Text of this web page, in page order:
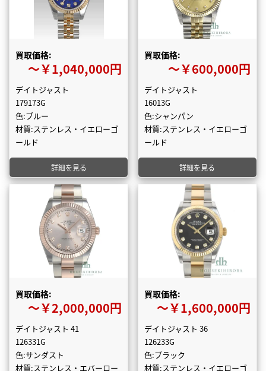
買取価格:
〜￥1,040,000円
デイトジャスト
179173G
色:ブルー
材質:ステンレス・イエローゴ
ールド
詳細を見る
買取価格:
〜￥600,000円
デイトジャスト
16013G
色:シャンパン
材質:ステンレス・イエローゴ
ールド
詳細を見る
買取価格:
〜￥2,000,000円
デイトジャスト 41
126331G
色:サンダスト
材質:ステンレス・エバーロー
買取価格:
〜￥1,600,000円
デイトジャスト 36
126233G
色:ブラック
材質:ステンレス・イエローゴ